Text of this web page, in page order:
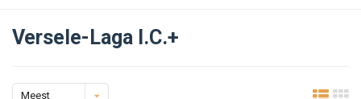
Versele-Laga I.C.+
Meest